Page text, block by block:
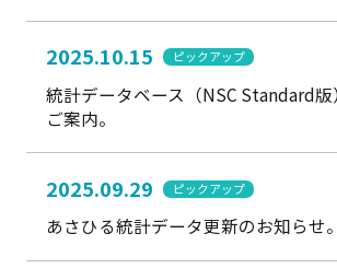
2025.10.15 ピックアップ
統計データベース（NSC Standard版
ご案内。
2025.09.29 ピックアップ
あさひる統計データ更新のお知らせ。